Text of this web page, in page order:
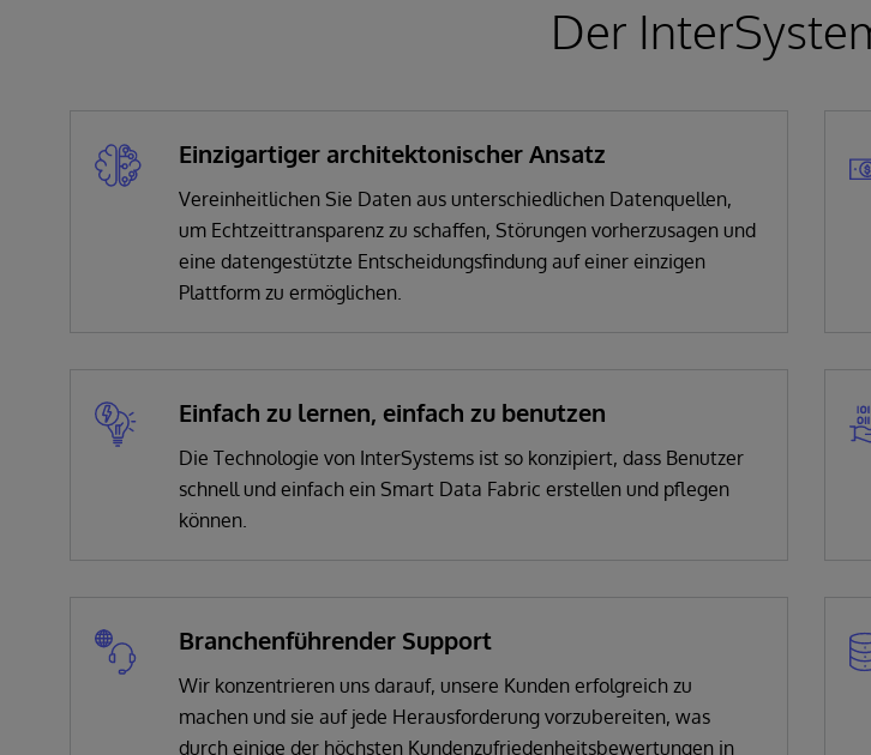
Der
Einzigartiger architektonischer Ansatz
Vereinheitlichen Sie Daten aus unterschiedlichen Datenquellen,
um Echtzeittransparenz zu schaffen, Störungen vorherzusagen und
eine datengestützte Entscheidungsfindung auf einer einzigen
Plattform zu ermöglichen.
Einfach zu lernen, einfach zu benutzen
Die Technologie von InterSystems ist so konzipiert, dass Benutzer
schnell und einfach ein Smart Data Fabric erstellen und pflegen
können.
Branchenführender Support
Wir konzentrieren uns darauf, unsere Kunden erfolgreich zu
machen und sie auf jede Herausforderung vorzubereiten, was
durch einige der höchsten Kundenzufriedenheitsbewertungen in